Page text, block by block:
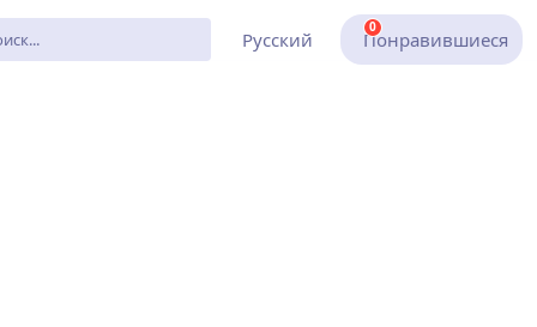
Русский
0
Понравившиеся